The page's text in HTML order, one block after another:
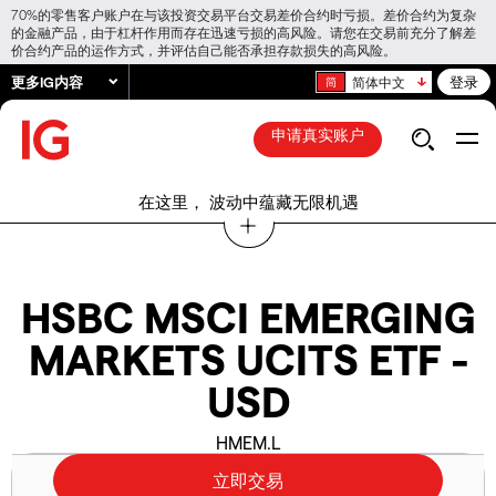
70%的零售客户账户在与该投资交易平台交易差价合约时亏损。差价合约为复杂
的金融产品，由于杠杆作用而存在迅速亏损的高风险。请您在交易前充分了解差
价合约产品的运作方式，并评估自己能否承担存款损失的高风险。
更多IG内容 简体中文 登录
申请真实账户
在这里， 波动中蕴藏无限机遇
HSBC MSCI EMERGING
MARKETS UCITS ETF -
USD
HMEM.L